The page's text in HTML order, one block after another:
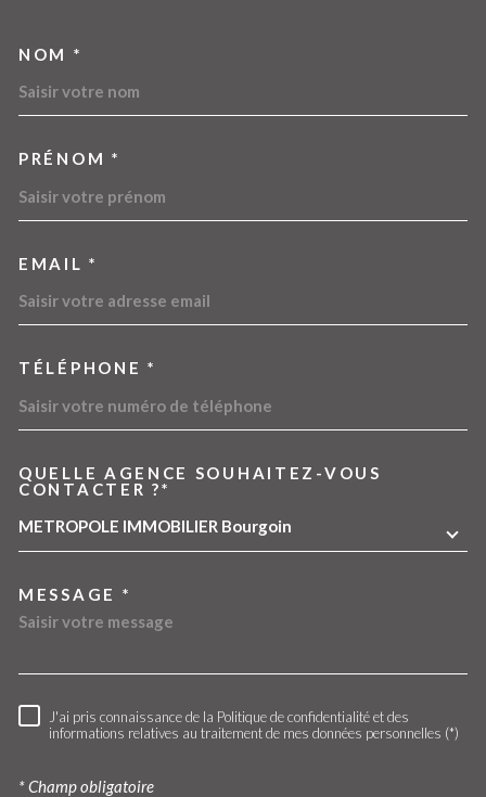
NOM *
PRÉNOM *
EMAIL *
TÉLÉPHONE *
QUELLE AGENCE SOUHAITEZ-VOUS
CONTACTER ?*
METROPOLE IMMOBILIER Bourgoin
MESSAGE *
RÈGLEMENTATION
J'ai pris connaissance de la Politique de confidentialité et des
informations relatives au traitement de mes données personnelles (*)
* Champ obligatoire